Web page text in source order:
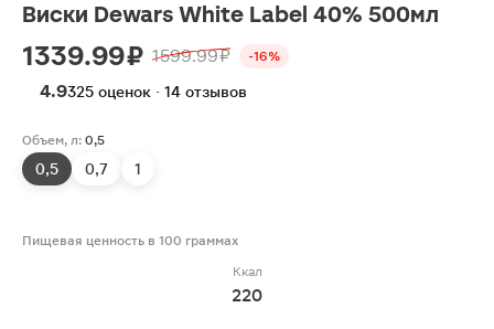
Виски Dewars White Label 40% 500мл
1339.99 ₽ 1599.99 ₽ -16%
4.9325 оценок · 14 отзывов
Объем, л: 0,5
0,5 0,7 1
Пищевая ценность в 100 граммах
Ккал
220